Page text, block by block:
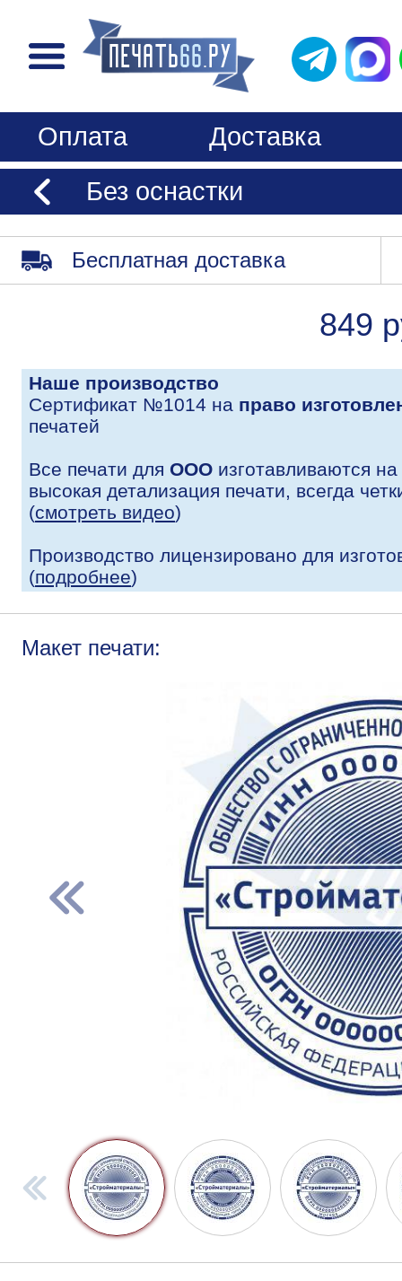
Оплата
Доставка
Без оснастки
Бесплатная доставка
849
Наше производство
Сертификат №1014 на право
печатей
Все печати для ООО изготавливаются
высокая детализация печати, всегда
(смотреть видео)
Производство лицензировано для
(подробнее)
Макет печати: